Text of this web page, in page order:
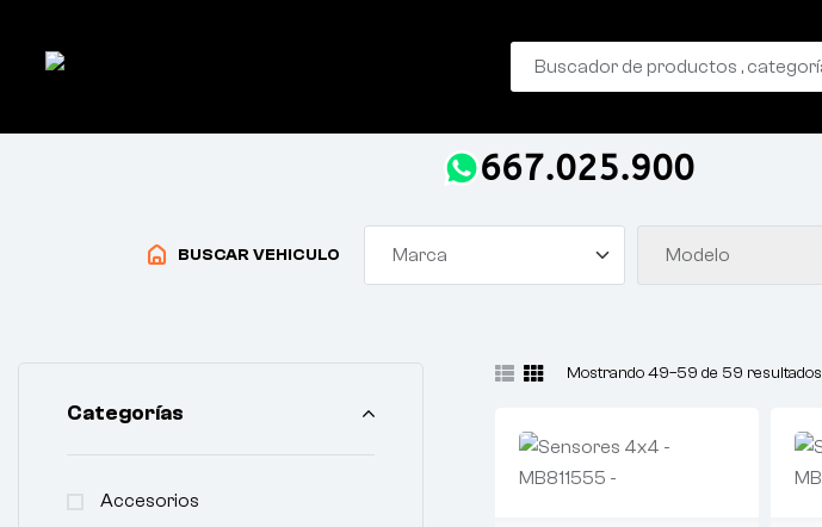
667.025.900
BUSCAR VEHICULO Marca Modelo
Mostrando 49–59 de 59 resultados
Categorías
Accesorios